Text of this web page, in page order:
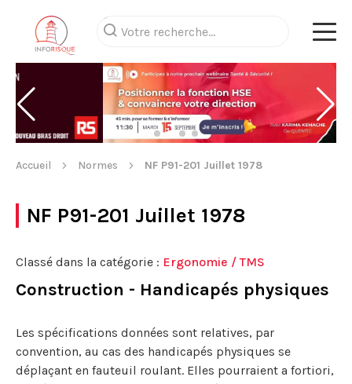
Accueil Normes NF P91-201 Juillet 1978
NF P91-201 Juillet 1978
Classé dans la catégorie : Ergonomie / TMS
Construction - Handicapés physiques
Les spécifications données sont relatives, par
convention, au cas des handicapés physiques se
déplaçant en fauteuil roulant. Elles pourraient a fortiori,